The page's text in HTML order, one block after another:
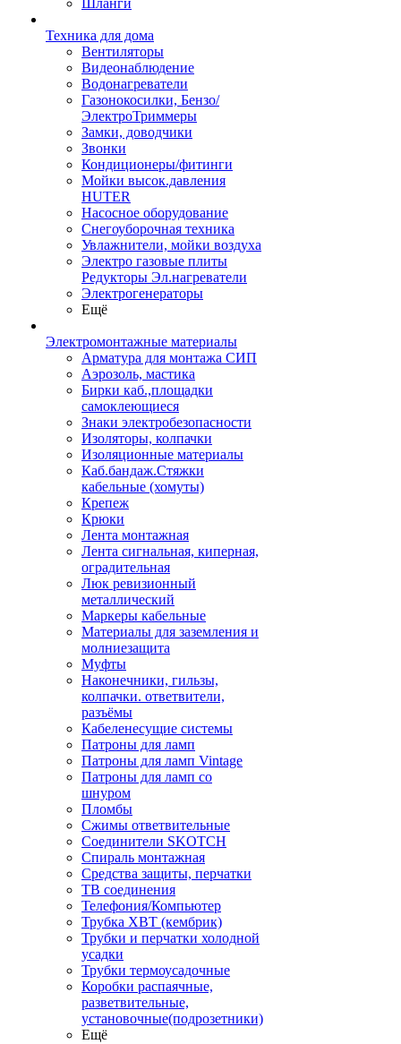
Шланги
Техника для дома
Вентиляторы
Видеонаблюдение
Водонагреватели
Газонокосилки, Бензо/
ЭлектроТриммеры
Замки, доводчики
Звонки
Кондиционеры/фитинги
Мойки высок.давления
HUTER
Насосное оборудование
Снегоуборочная техника
Увлажнители, мойки воздуха
Электро газовые плиты
Редукторы Эл.нагреватели
Электрогенераторы
Ещё
Электромонтажные материалы
Арматура для монтажа СИП
Аэрозоль, мастика
Бирки каб.,площадки
самоклеющиеся
Знаки электробезопасности
Изоляторы, колпачки
Изоляционные материалы
Каб.бандаж.Стяжки
кабельные (хомуты)
Крепеж
Крюки
Лента монтажная
Лента сигнальная, киперная,
оградительная
Люк ревизионный
металлический
Маркеры кабельные
Материалы для заземления и
молниезащита
Муфты
Наконечники, гильзы,
колпачки. ответвители,
разъёмы
Кабеленесущие системы
Патроны для ламп
Патроны для ламп Vintage
Патроны для ламп со
шнуром
Пломбы
Сжимы ответвительные
Соединители SKOTCH
Спираль монтажная
Средства защиты, перчатки
ТВ соединения
Телефония/Компьютер
Трубка ХВТ (кембрик)
Трубки и перчатки холодной
усадки
Трубки термоусадочные
Коробки распаячные,
разветвительные,
установочные(подрозетники)
Ещё